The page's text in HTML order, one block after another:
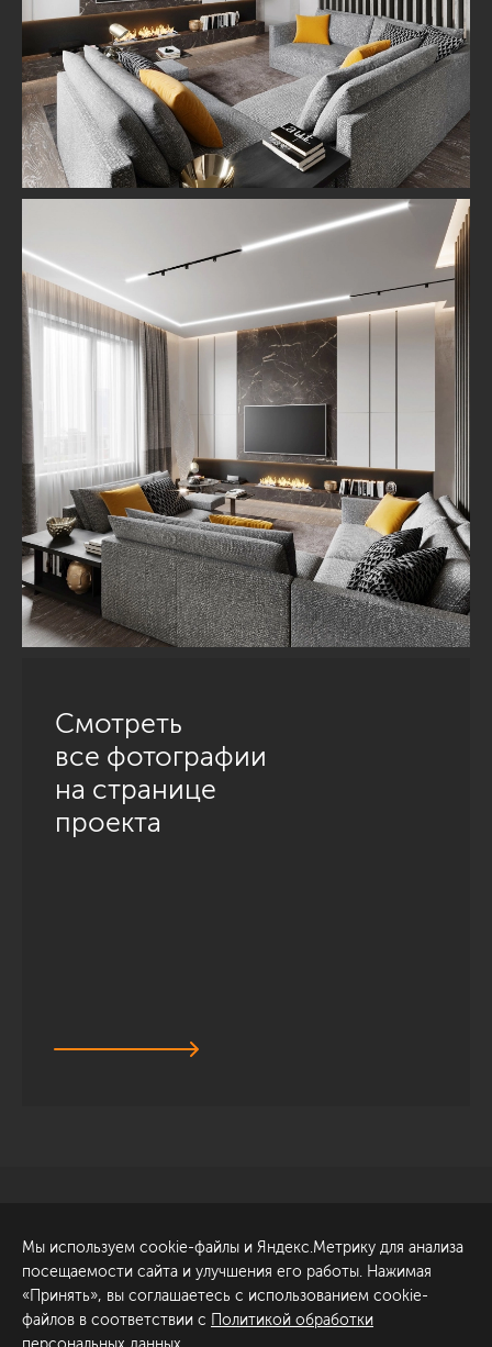
Смотреть
все фотографии
на странице
проекта
Обсудить проект
ул. Академика Павлова, 6
к1
+7 (812) 200-95-55
Мы используем cookie-файлы и Яндекс.Метрику для анализа
посещаемости сайта и улучшения его работы. Нажимая
«Принять», вы соглашаетесь с использованием cookie-
файлов в соответствии с Политикой обработки